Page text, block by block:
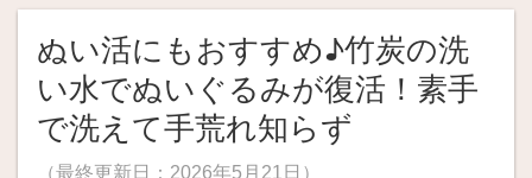
ぬい活にもおすすめ♪竹炭の洗
い水でぬいぐるみが復活！素手
で洗えて手荒れ知らず
（最終更新日： 2026年5月21日 ）